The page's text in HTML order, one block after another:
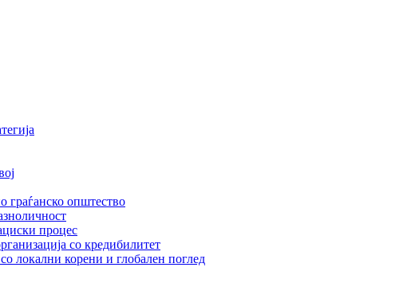
граѓанско општество
процес
со кредибилитет
локални корени и глобален поглед